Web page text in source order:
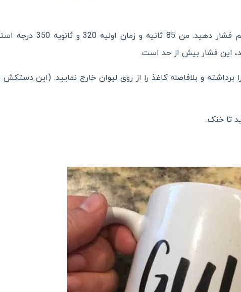
را با فشار محکم فشار
این فشار بیش از حد است.
را برداشته و بلافاصله کاغذ را از روی لیوان خارج نمایید. (این دستکش
تا خنک.